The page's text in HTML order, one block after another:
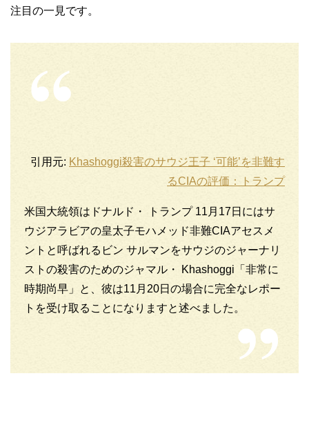
注目の一見です。
引用元: Khashoggi殺害のサウジ王子 ‘可能’を非難す
るCIAの評価：トランプ
米国大統領はドナルド・ トランプ 11月17日にはサ
ウジアラビアの皇太子モハメッド非難CIAアセスメ
ントと呼ばれるビン サルマンをサウジのジャーナリ
ストの殺害のためのジャマル・ Khashoggi「非常に
時期尚早」と、彼は11月20日の場合に完全なレポー
トを受け取ることになりますと述べました。